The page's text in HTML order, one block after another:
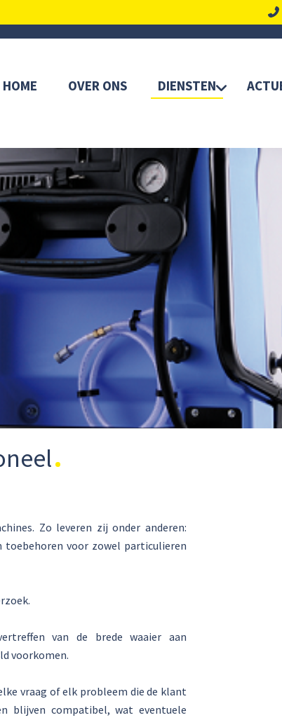
HOME OVER ONS DIENSTEN
Zo leveren zij onder anderen:
toebehoren voor zowel particulieren
van de brede waaier aan
voorkomen.
vraag of elk probleem die de klant
blijven compatibel, wat eventuele